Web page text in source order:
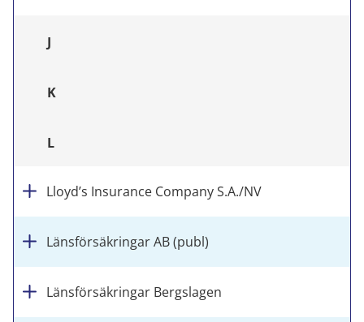
J
K
L
Lloyd’s Insurance Company S.A./NV
Länsförsäkringar AB (publ)
Länsförsäkringar Bergslagen